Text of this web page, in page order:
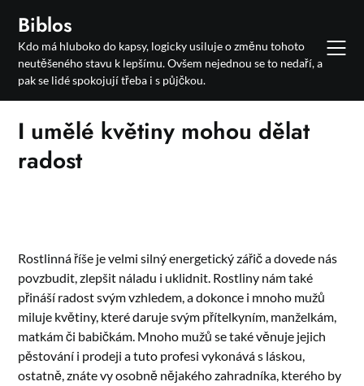
content
Biblos
Kdo má hluboko do kapsy, logicky usiluje o změnu tohoto
neutěšeného stavu k lepšímu. Ovšem nejednou se to nedaří, a
pak se lidé spokojují třeba i s půjčkou.
I umělé květiny mohou dělat
radost
Rostlinná říše je velmi silný energetický zářič a dovede nás
povzbudit, zlepšit náladu i uklidnit. Rostliny nám také
přináší radost svým vzhledem, a dokonce i mnoho mužů
miluje květiny, které daruje svým přítelkyním, manželkám,
matkám či babičkám. Mnoho mužů se také věnuje jejich
pěstování i prodeji a tuto profesi vykonává s láskou,
ostatně, znáte vy osobně nějakého zahradníka, kterého by